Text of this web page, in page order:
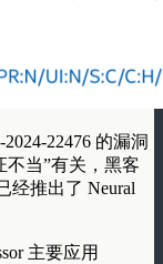
22476 的漏洞
不当”有关，黑客
经推出了 Neural
主要应用